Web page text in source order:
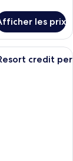
les prix
credit per